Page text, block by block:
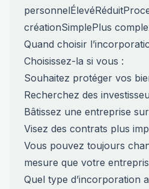
créationSimplePlus
Quand choisir
Choisissez-la si vous :
Souhaitez protéger vos
Recherchez des
Bâtissez une entreprise
Visez des contrats plus
Vous pouvez toujours
mesure que votre
Quel type d’incorporation